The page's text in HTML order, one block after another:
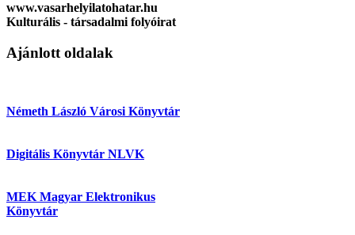
www.vasarhelyilatohatar.hu
Kulturális - társadalmi folyóirat
Ajánlott oldalak
Németh László Városi Könyvtár
Digitális Könyvtár NLVK
MEK Magyar Elektronikus
Könyvtár